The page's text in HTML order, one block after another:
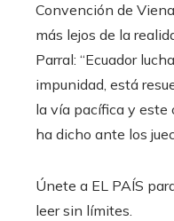
Convención de
más lejos de la
Parral: “Ecuador
impunidad, está
la vía pacífica y este
ha dicho ante los
Únete a EL PAÍS
leer sin límites.